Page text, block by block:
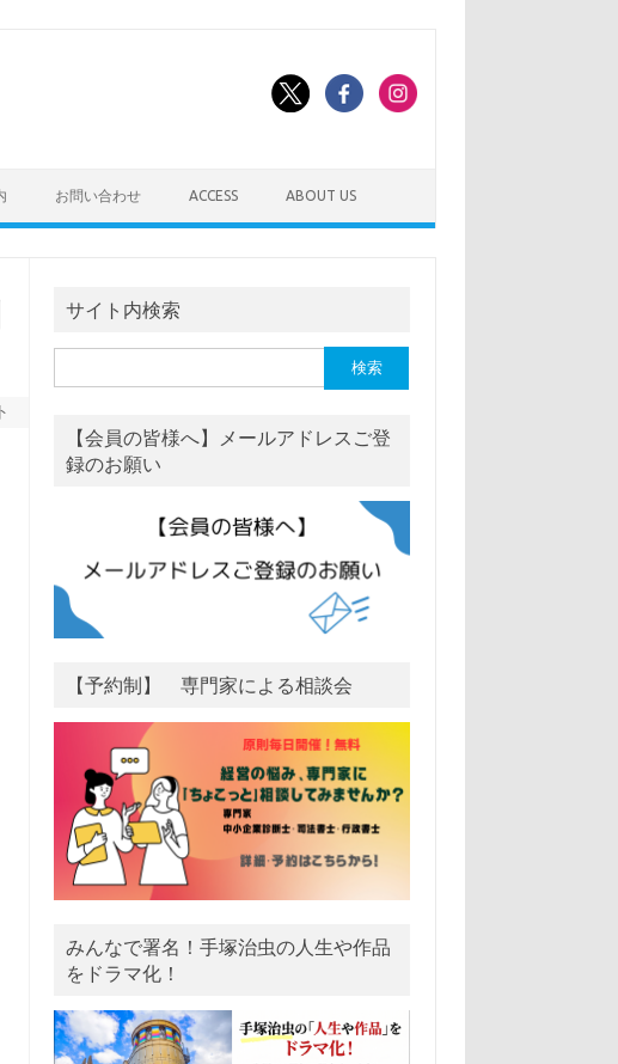
お問い合わせ ACCESS ABOUT US
サイト内検索
索:
【会員の皆様へ】メールアドレスご登
録のお願い
【予約制】 専門家による相談会
みんなで署名！手塚治虫の人生や作品
をドラマ化！